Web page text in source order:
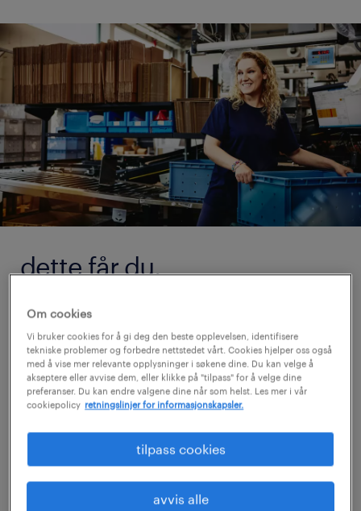
dette får du.
også når det gjelder å finne en ny jobb. Våre
konsulenter og løsninger legger til rette for at
du raskt og enkelt skal kunne søke jobb. Det
gjør at vi best mulig kan matche deg med
den rette jobben innen logistikk handler om
mer enn bare din utdannelse. Din praktiske
erfaring veier like mye som dine skarpe
Om cookies
Vi bruker cookies for å gi deg den beste opplevelsen, identifisere
tekniske problemer og forbedre nettstedet vårt. Cookies hjelper oss også
med å vise mer relevante opplysninger i søkene dine. Du kan velge å
akseptere eller avvise dem, eller klikke på "tilpass" for å velge dine
preferanser. Du kan endre valgene dine når som helst. Les mer i vår
cookiepolicy retningslinjer for informasjonskapsler.
tilpass cookies
avvis alle